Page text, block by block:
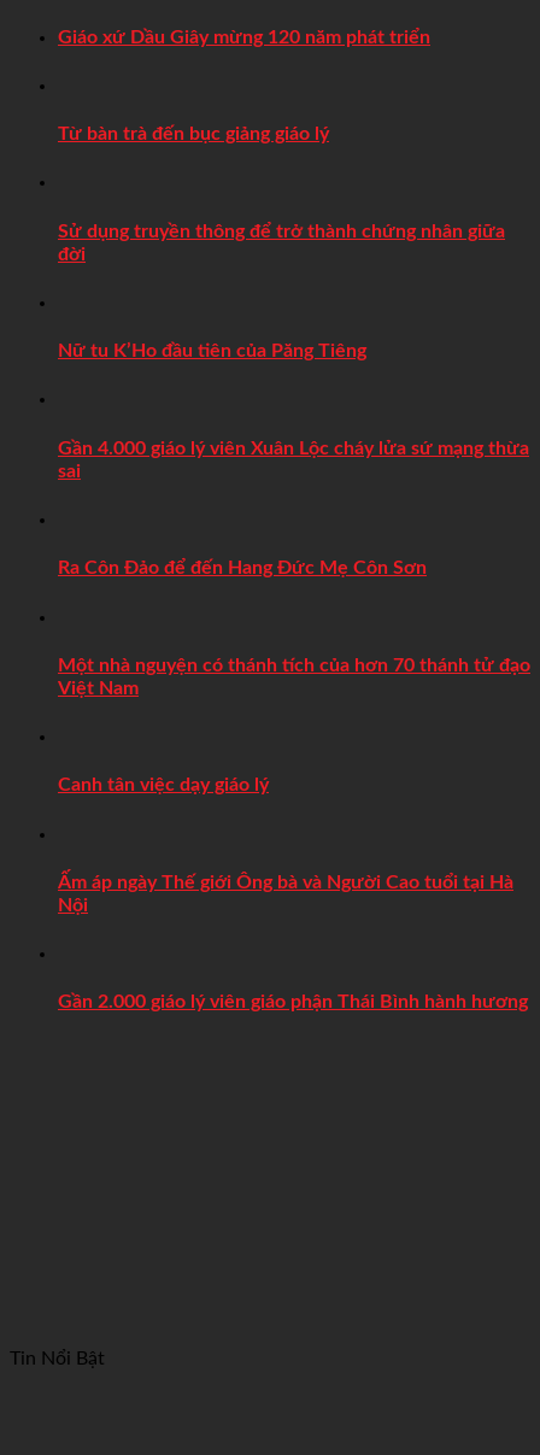
Giáo xứ Dầu Giây mừng 120 năm phát triển
Từ bàn trà đến bục giảng giáo lý
Sử dụng truyền thông để trở thành chứng nhân giữa
đời
Nữ tu K’Ho đầu tiên của Păng Tiêng
Gần 4.000 giáo lý viên Xuân Lộc cháy lửa sứ mạng thừa
sai
Ra Côn Đảo để đến Hang Đức Mẹ Côn Sơn
Một nhà nguyện có thánh tích của hơn 70 thánh tử đạo
Việt Nam
Canh tân việc dạy giáo lý
Ấm áp ngày Thế giới Ông bà và Người Cao tuổi tại Hà
Nội
Gần 2.000 giáo lý viên giáo phận Thái Bình hành hương
Tin Nổi Bật